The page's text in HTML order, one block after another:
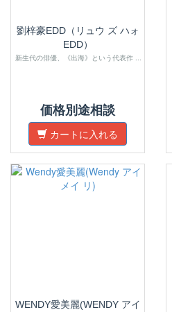
劉梓豪EDD（リュウ ズ ハォ
EDD）
新生代の俳優、《出海》という代表作 ...
価格別途相談
カートに入れる
WENDY愛美麗(WENDY アイ